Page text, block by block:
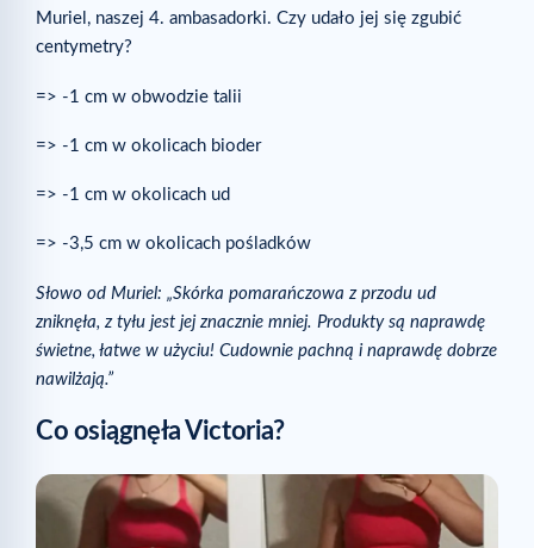
Muriel, naszej 4. ambasadorki. Czy udało jej się zgubić
centymetry?
=> -1 cm w obwodzie talii
=> -1 cm w okolicach bioder
=> -1 cm w okolicach ud
=> -3,5 cm w okolicach pośladków
Słowo od Muriel: „Skórka pomarańczowa z przodu ud
zniknęła, z tyłu jest jej znacznie mniej. Produkty są naprawdę
świetne, łatwe w użyciu! Cudownie pachną i naprawdę dobrze
nawilżają.”
Co osiągnęła Victoria?